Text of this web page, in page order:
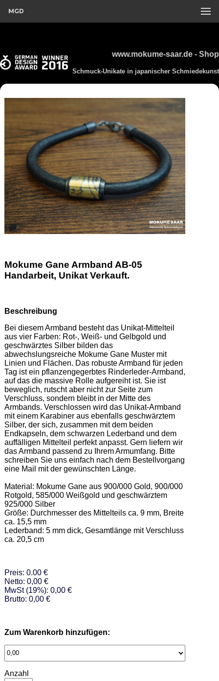
MGD
www.mokume-saar.de - Shop
Schmuck-Unikate in japanischer Schmiedekunst
Mokume Gane Armband AB-05
Handarbeit, Unikat Verkauft.
Beschreibung
Bei diesem Armband besteht das Unikat-Mittelteil
aus vier Farben: Rot-, Weiß- und Gelbgold und
geschwärztes Silber bilden das
abwechslungsreiche Mokume Gane Muster mit
Linien und Flächen. Das robuste Armband für jeden
Tag ist ein pflanzengegerbtes Rinderleder-Armband,
auf das die massive Rolle aufgereiht ist. Sie ist
beweglich, rutscht aber nicht zur Seite zum
Verschluss, sondern bleibt in der Mitte des
Armbands. Verschlossen wird das Unikat-Armband
mit einem Karabiner aus ebenfalls geschwärztem
Silber, der sich, zusammen mit dem beiden
Endkapseln, dem schwarzen Lederband und dem
auffälligen Mittelteil perfekt anpasst. Gern liefern wir
das Armband passend zu Ihrem Armumfang. Bitte
schreiben Sie uns einfach nach dem Bestellvorgang
eine Mail mit der gewünschten Länge.
Material: Mokume Gane aus 900/000 Gold, 900/000
Rotgold, 585/000 Weißgold und geschwärztem
925/000 Silber
Größe: Durchmesser des Mittelteils ca. 9 mm, Breite
ca. 15,5 mm
Lederband: 5 mm dick, Gesamtlänge mit Verschluss
ca. 20,5 cm
Preis: 0.00 €
Netto: 0,00 €
MwSt (19%): 0,00 €
Brutto: 0,00 €
Zum Warenkorb hinzufügen:
Anzahl